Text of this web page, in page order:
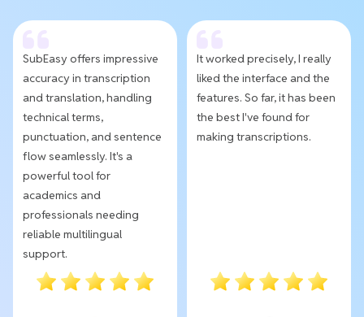
SubEasy offers impressive
accuracy in transcription
and translation, handling
technical terms,
punctuation, and sentence
flow seamlessly. It's a
powerful tool for
academics and
professionals needing
reliable multilingual
support.
It worked precisely, I really
liked the interface and the
features. So far, it has been
the best I've found for
making transcriptions.